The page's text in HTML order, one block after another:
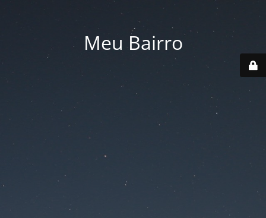
Meu Bairro